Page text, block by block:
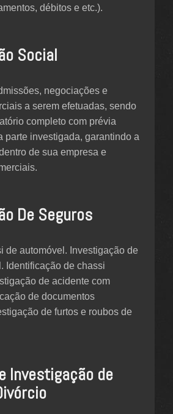
débitos e etc.).
Social
negociações e
a serem efetuadas, sendo
completo com prévia
parte investigada, garantindo a
de sua empresa e
De Seguros
de automóvel. Investigação de
Identificação de chassi
de acidente com
de documentos
de furtos e roubos de
Investigação de